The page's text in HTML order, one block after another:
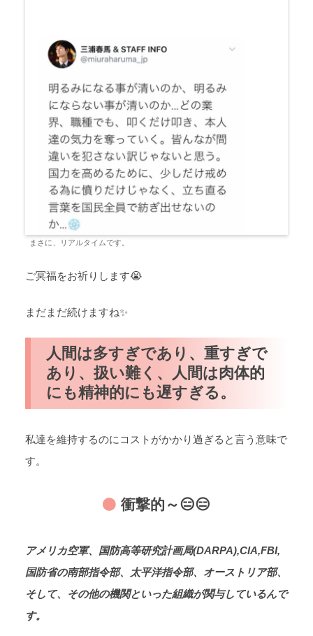
まさに、リアルタイムです。
ご冥福をお祈りします😭
まだまだ続けますね✨
人間は多すぎであり、重すぎで
あり、扱い難く、人間は肉体的
にも精神的にも遅すぎる。
私達を維持するのにコストがかかり過ぎると言う意味で
す。
衝撃的～😑😑
アメリカ空軍、国防高等研究計画局(DARPA),CIA,FBI,
国防省の南部指令部、太平洋指令部、オーストリア部、
そして、その他の機関といった組織が関与しているんで
す。